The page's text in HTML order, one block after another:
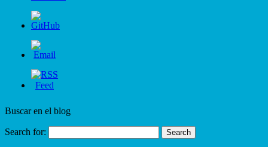
Buscar en el blog
Search for: